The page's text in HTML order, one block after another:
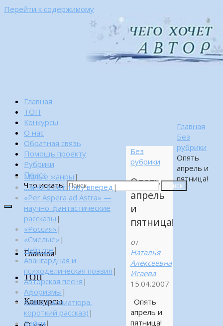
Перейти к содержимому
Главная
ТОП
Конкурсы
О нас
Обратная связь
Помощь проекту
Рубрики
Поиск
Что искать:
Поиск
Главная
ТОП
Конкурсы
Главная
Без
рубрики
Опять
апрель и
пятница!
Без
рубрики
Опять
апрель
и
пятница!
от
Наталья
Алексеевна
Исаева
15.04.2007
Опять
апрель и
пятница!
Малые жанры |
…много лет тому вперед |
«Per Aspera ad Astra» —
научно-фантастические
рассказы |
«Россия» |
«Смелые» |
Help me|
Авангардная и
психоделическая поэзия |
Авторская песня |
Афоризмы |
Байка (миниатюра,
короткий рассказ) |
Байки|